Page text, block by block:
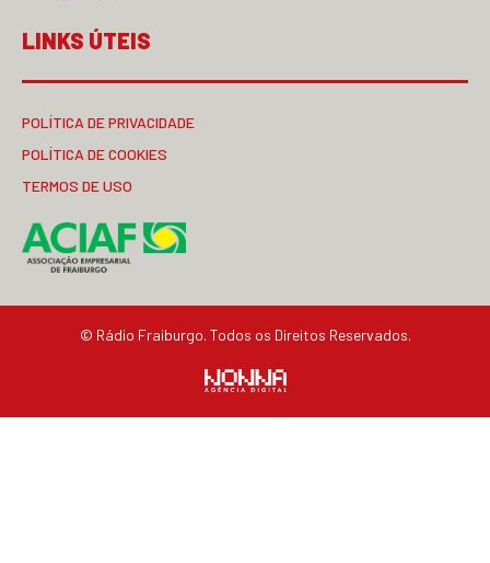
LINKS ÚTEIS
POLÍTICA DE PRIVACIDADE
POLÍTICA DE COOKIES
TERMOS DE USO
© Rádio Fraiburgo. Todos os Direitos Reservados.